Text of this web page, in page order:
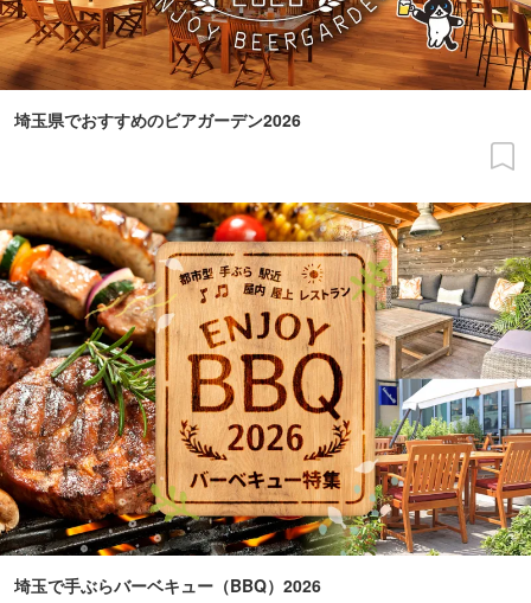
埼玉県でおすすめのビアガーデン2026
埼玉で手ぶらバーベキュー（BBQ）2026